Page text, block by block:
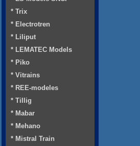
* Trix
* Electrotren
* Liliput
* LEMATEC Models
* Piko
* Vitrains
* REE-modeles
* Tillig
* Mabar
* Mehano
* Mistral Train